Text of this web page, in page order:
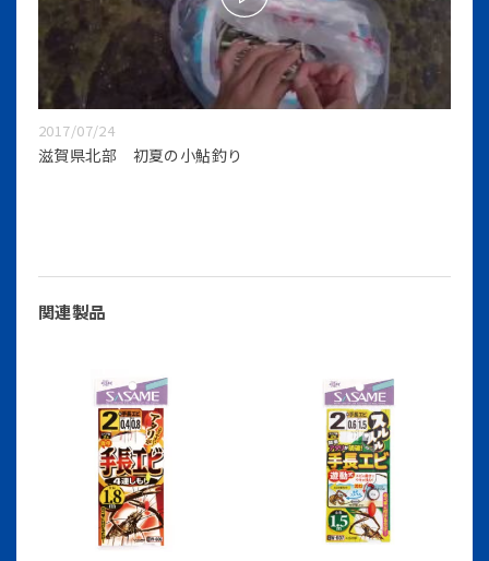
2017/07/24
滋賀県北部 初夏の小鮎釣り
関連製品